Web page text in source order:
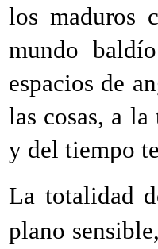
los maduros
mundo
espacios de
las cosas, a
y del tiempo
La totalidad
plano